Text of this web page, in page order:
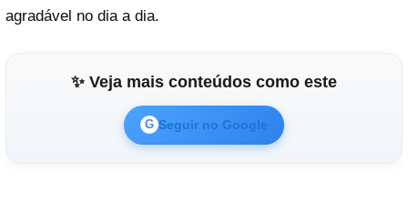
agradável no dia a dia.
✨ Veja mais conteúdos como este
G Seguir no Google